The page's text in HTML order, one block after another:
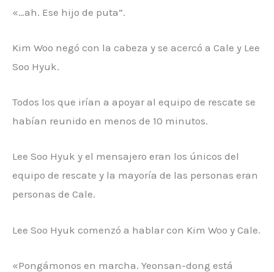
«…ah. Ese hijo de puta”.
Kim Woo negó con la cabeza y se acercó a Cale y Lee
Soo Hyuk.
Todos los que irían a apoyar al equipo de rescate se
habían reunido en menos de 10 minutos.
Lee Soo Hyuk y el mensajero eran los únicos del
equipo de rescate y la mayoría de las personas eran
personas de Cale.
Lee Soo Hyuk comenzó a hablar con Kim Woo y Cale.
«Pongámonos en marcha. Yeonsan-dong está